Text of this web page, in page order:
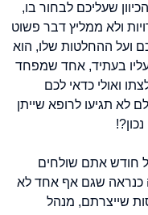
שעליכם לבחור בו,
ולא ממליץ דבר פשוט
ועל ההחלטות שלו, הוא
בעתיד, אחד שמפחד
ואולי כדאי לכם
לא תגיעו לרופא שייתן
חודש אתם שולחים
כנראה שגם אף אחד לא
שייצרתם, מנהל